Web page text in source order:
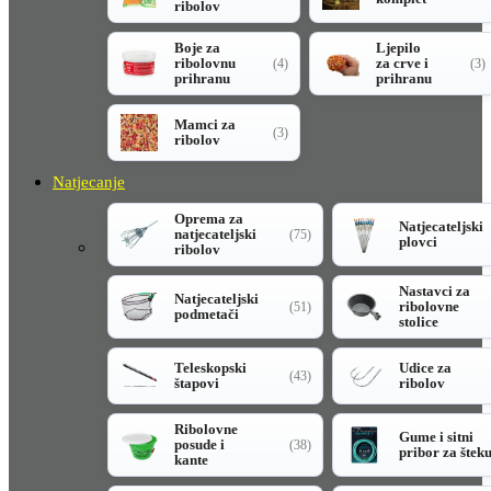
ribolov
Boje za
ribolovnu
prihranu
(4)
Ljepilo
za crve i
prihranu
(3)
Mamci za
ribolov
(3)
Natjecanje
Oprema za
natjecateljski
ribolov
(75)
Natjecateljski
plovci
Natjecateljski
podmetači
(51)
Nastavci za
ribolovne
stolice
Teleskopski
štapovi
(43)
Udice za
ribolov
Ribolovne
posude i
kante
(38)
Gume i sitni
pribor za šteku